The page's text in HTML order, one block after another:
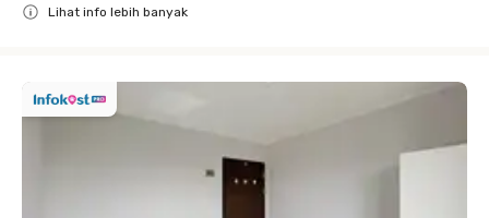
Lihat info lebih banyak